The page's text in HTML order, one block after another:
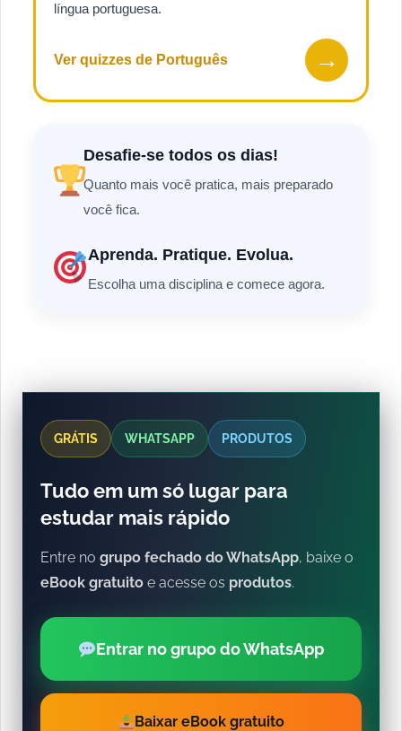
língua portuguesa.
Ver quizzes de Português →
Desafie-se todos os dias!
Quanto mais você pratica, mais preparado
você fica.
Aprenda. Pratique. Evolua.
Escolha uma disciplina e comece agora.
GRÁTIS WHATSAPP PRODUTOS
Tudo em um só lugar para
estudar mais rápido
Entre no grupo fechado do WhatsApp, baixe o
eBook gratuito e acesse os produtos.
Entrar no grupo do WhatsApp
Baixar eBook gratuito